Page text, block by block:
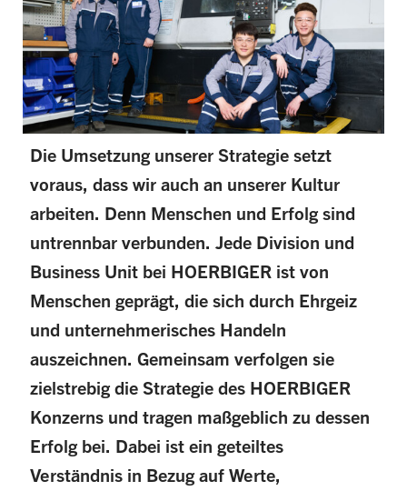
Die Umsetzung unserer Strategie setzt
voraus, dass wir auch an unserer Kultur
arbeiten. Denn Menschen und Erfolg sind
untrennbar verbunden. Jede Division und
Business Unit bei HOERBIGER ist von
Menschen geprägt, die sich durch Ehrgeiz
und unternehmerisches Handeln
auszeichnen. Gemeinsam verfolgen sie
zielstrebig die Strategie des HOERBIGER
Konzerns und tragen maßgeblich zu dessen
Erfolg bei. Dabei ist ein geteiltes
Verständnis in Bezug auf Werte,